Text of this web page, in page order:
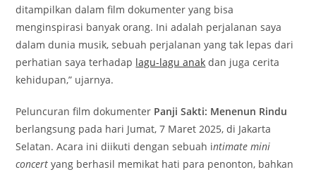
ditampilkan dalam film dokumenter yang bisa
menginspirasi banyak orang. Ini adalah perjalanan saya
dalam dunia musik, sebuah perjalanan yang tak lepas dari
perhatian saya terhadap lagu-lagu anak dan juga cerita
kehidupan,” ujarnya.
Peluncuran film dokumenter Panji Sakti: Menenun Rindu
berlangsung pada hari Jumat, 7 Maret 2025, di Jakarta
Selatan. Acara ini diikuti dengan sebuah intimate mini
concert yang berhasil memikat hati para penonton, bahkan